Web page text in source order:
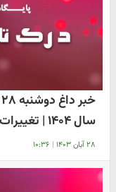
سال ۱۴۰۴ | تغییرات قیمت بنزین چقدر است؟
۲۸ آبان ۱۴۰۳ | ۱۰:۳۶